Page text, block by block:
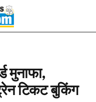
मुनाफा,
टिकट बुकिंग